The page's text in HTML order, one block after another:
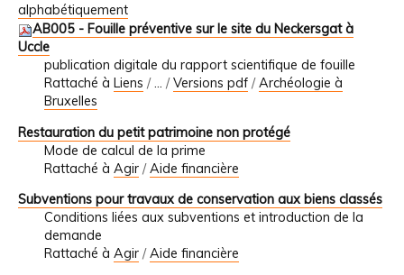
alphabétiquement
AB005 - Fouille préventive sur le site du Neckersgat à
Uccle
publication digitale du rapport scientifique de fouille
Rattaché à Liens /… /Versions pdf /Archéologie à
Bruxelles
Restauration du petit patrimoine non protégé
Mode de calcul de la prime
Rattaché à Agir /Aide financière
Subventions pour travaux de conservation aux biens classés
Conditions liées aux subventions et introduction de la
demande
Rattaché à Agir /Aide financière